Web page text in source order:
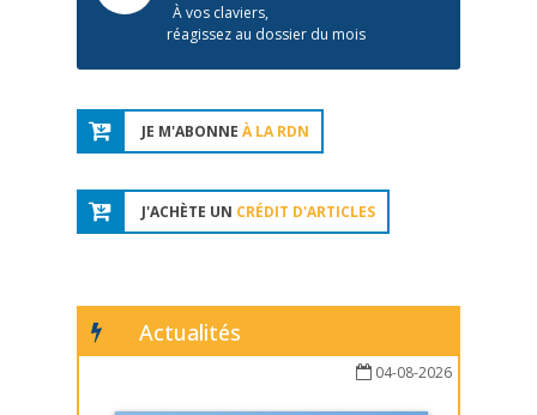
À vos claviers,
réagissez au dossier du mois
JE M'ABONNE À LA RDN
J'ACHÈTE UN CRÉDIT D'ARTICLES
Actualités
04-08-2026